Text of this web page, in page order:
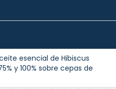
esencial de Hibiscus
y 100% sobre cepas de